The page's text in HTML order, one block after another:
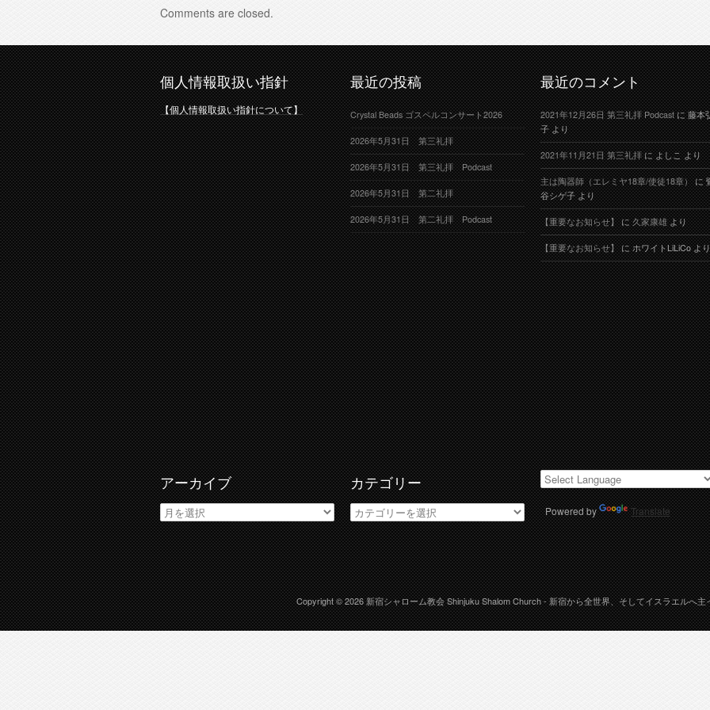
Comments are closed.
個人情報取扱い指針
【個人情報取扱い指針について】
最近の投稿
Crystal Beads ゴスペルコンサート2026
2026年5月31日 第三礼拝
2026年5月31日 第三礼拝 Podcast
2026年5月31日 第二礼拝
2026年5月31日 第二礼拝 Podcast
最近のコメント
2021年12月26日 第三礼拝 Podcastに藤本
子より
2021年11月21日 第三礼拝によしこより
主は陶器師（エレミヤ18章/使徒18章）に
谷シゲ子より
【重要なお知らせ】に久家康雄より
【重要なお知らせ】にホワイトLiLiCoより
アーカイブ
ア
ー
カ
イ
ブ
カテゴリー
カ
テ
ゴ
リ
ー
Powered by Translate
Copyright © 2026新宿シャローム教会 Shinjuku Shalom Church- 新宿から全世界、そしてイスラエルへ主